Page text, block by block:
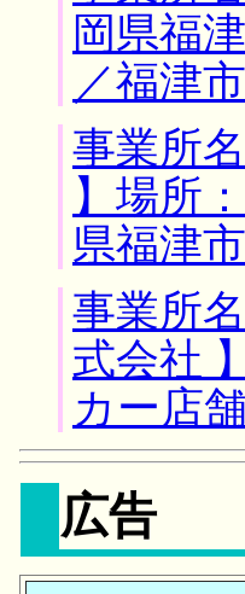
岡県福
／福津市
事業所
】場所
県福津市
事業所
式会社
カー店
広告